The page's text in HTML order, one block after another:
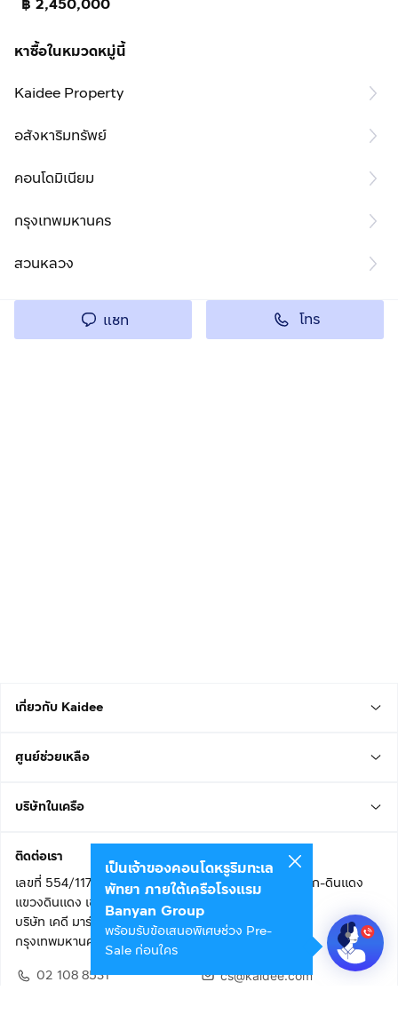
฿ 2,450,000
หาซื้อในหมวดหมู่นี้
Kaidee Property
อสังหาริมทรัพย์
คอนโดมิเนียม
กรุงเทพมหานคร
สวนหลวง
แชท โทร
เกี่ยวกับ Kaidee
ศูนย์ช่วยเหลือ
บริษัทในเครือ
ติดต่อเรา
เลขที่ 554/117 อาคารสกายไนน์ เซ็นเตอร์ ชั้น 22 ถนนอโศก-ดินแดง
แขวงดินแดง เขตดินแดง
บริษัท เคดี มาร์เก็ตเพลส จำกัด (สำนักงานใหญ่)
กรุงเทพมหานคร 10400
02 108 8531
cs@kaidee.com
เป็นเจ้าของคอนโดหรูริมทะเล
พัทยา ภายใต้เครือโรงแรม
Banyan Group
พร้อมรับข้อเสนอพิเศษช่วง Pre-
Sale ก่อนใคร